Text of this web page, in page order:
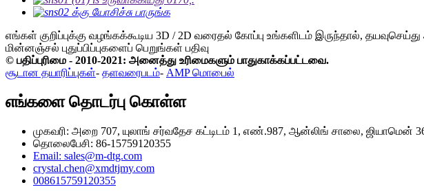
எங்கள் குறிப்புக்கு வழங்கக்கூடிய 3D / 2D வரைதல் கோப்பு உங்களிடம் இருந்தால்,
மின்னஞ்சல் புதுப்பிப்புகளைப் பெறுங்கள் பதிவு
© பதிப்புரிமை - 2010-2021: அனைத்து உரிமைகளும் பாதுகாக்கப்பட்டவை.
சூடான தயாரிப்புகள்- தளவரைபடம்- AMP மொபைல்
எங்களை தொடர்பு கொள்ள
முகவரி: அறை 707, யுலாங் சர்வதேச கட்டிடம் 1, எண்.987, ஆன்லிங் சாலை, ஜியாமென்
தொலைபேசி: 86-15759120355
Email: sales@m-dtg.com
crystal.chen@xmdtjmy.com
008615759120355